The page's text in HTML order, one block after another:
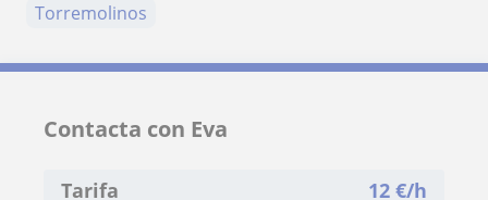
Torremolinos
Contacta con Eva
Tarifa 12 €/h